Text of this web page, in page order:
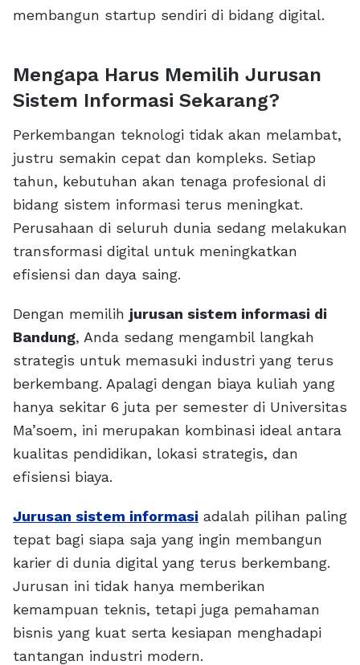
membangun startup sendiri di bidang digital.
Mengapa Harus Memilih Jurusan
Sistem Informasi Sekarang?
Perkembangan teknologi tidak akan melambat,
justru semakin cepat dan kompleks. Setiap
tahun, kebutuhan akan tenaga profesional di
bidang sistem informasi terus meningkat.
Perusahaan di seluruh dunia sedang melakukan
transformasi digital untuk meningkatkan
efisiensi dan daya saing.
Dengan memilih jurusan sistem informasi di
Bandung, Anda sedang mengambil langkah
strategis untuk memasuki industri yang terus
berkembang. Apalagi dengan biaya kuliah yang
hanya sekitar 6 juta per semester di Universitas
Ma’soem, ini merupakan kombinasi ideal antara
kualitas pendidikan, lokasi strategis, dan
efisiensi biaya.
Jurusan sistem informasi adalah pilihan paling
tepat bagi siapa saja yang ingin membangun
karier di dunia digital yang terus berkembang.
Jurusan ini tidak hanya memberikan
kemampuan teknis, tetapi juga pemahaman
bisnis yang kuat serta kesiapan menghadapi
tantangan industri modern.